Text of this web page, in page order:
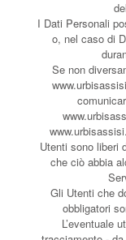
I Dati Personali
o, nel caso di
Se non
Utenti sono liberi
che ciò abbia
Gli Utenti che
obbligatori
L’eventuale